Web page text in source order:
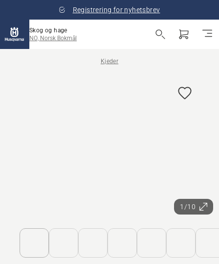
Registrering for nyhetsbrev
Skog og hage
NO, Norsk Bokmål
Kjeder
1/10